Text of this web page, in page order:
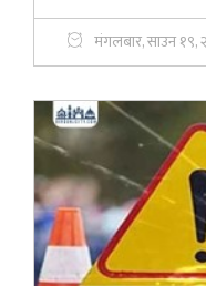
मंगलबार, साउन १९,